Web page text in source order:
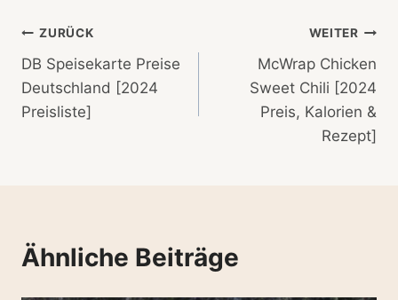
Beitragsnavigation
ZURÜCK
DB Speisekarte Preise
Deutschland [2024
Preisliste]
WEITER
McWrap Chicken
Sweet Chili [2024
Preis, Kalorien &
Rezept]
Ähnliche Beiträge